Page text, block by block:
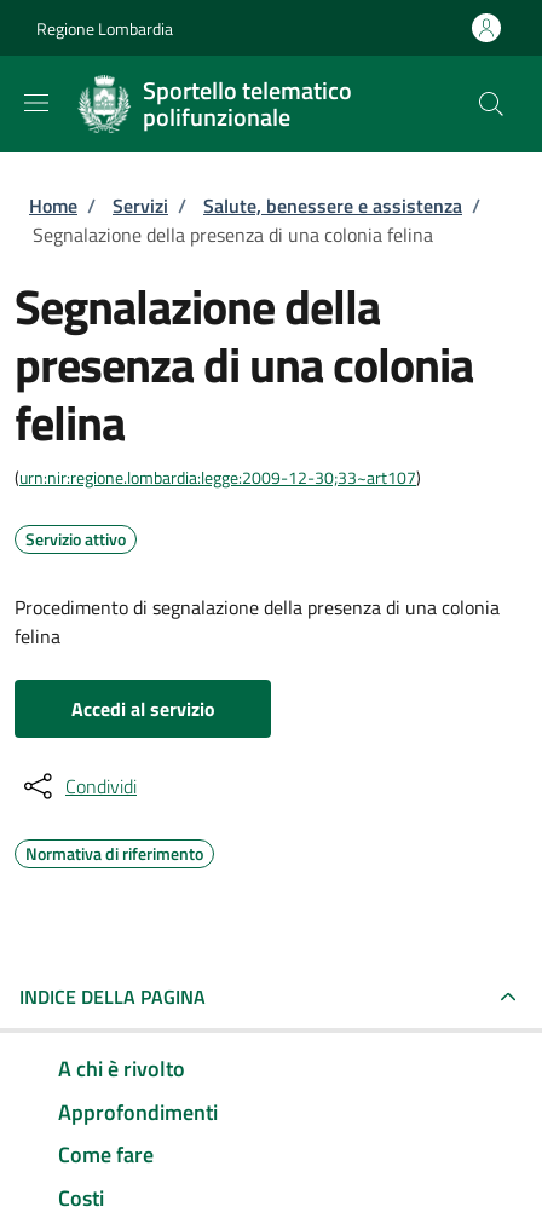
Regione Lombardia
Sportello telematico
polifunzionale
Briciole di pane
Home / Servizi / Salute, benessere e assistenza /
Segnalazione della presenza di una colonia felina
Segnalazione della
presenza di una colonia
felina
(urn:nir:regione.lombardia:legge:2009-12-30;33~art107)
Servizio attivo
Procedimento di segnalazione della presenza di una colonia
felina
Accedi al servizio
Condividi
Normativa di riferimento
INDICE DELLA PAGINA
A chi è rivolto
Approfondimenti
Come fare
Costi